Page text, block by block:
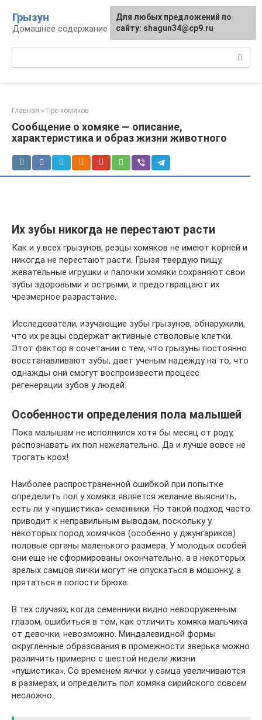
контенту
Грызун
Домашнее содержание грызунов
Главная » Про хомяков
Сообщение о хомяке — описание,
характеристика и образ жизни животного
Их зубы никогда не перестают расти
Как и у всех грызунов, резцы хомяков не имеют корней и
никогда не перестают расти. Грызя твердую пищу,
жевательные игрушки и палочки хомяки сохраняют свои
зубы здоровыми и острыми, и предотвращают их
чрезмерное разрастание.
Исследователи, изучающие зубы грызунов, обнаружили,
что их резцы содержат активные стволовые клетки.
Этот фактор в сочетании с тем, что грызуны постоянно
восстанавливают зубы, дает ученым надежду на то, что
однажды они смогут воспроизвести процесс
регенерации зубов у людей.
Особенности определения пола малышей
Пока малышам не исполнился хотя бы месяц от роду,
распознавать их пол нежелательно. Да и лучше вовсе не
трогать крох!
Наиболее распространенной ошибкой при попытке
определить пол у хомяка является желание выяснить,
есть ли у «пушистика» семенники. Но такой подход часто
приводит к неправильным выводам, поскольку у
некоторых пород хомячков (особенно у джунгариков)
половые органы маленького размера. У молодых особей
они еще не сформированы окончательно, а в некоторых
зрелых самцов яички могут не опускаться в мошонку, а
прятаться в полости брюха.
В тех случаях, когда семенники видно невооруженным
глазом, ошибиться в том, как отличить хомяка мальчика
от девочки, невозможно. Миндалевидной формы
округленные образования в промежности зверька можно
различить примерно с шестой недели жизни
«пушистика». Со временем яички у самца увеличиваются
в размерах, и определить пол хомяка сирийского совсем
несложно.
Для любых предложений по
сайту: shagun34@cp9.ru